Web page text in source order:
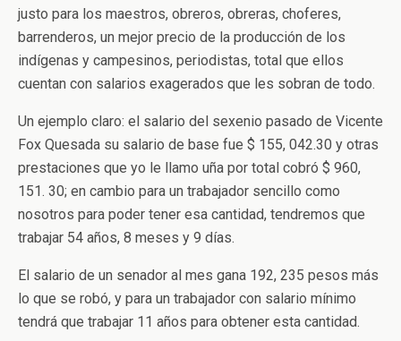
justo para los maestros, obreros, obreras, choferes,
barrenderos, un mejor precio de la producción de los
indígenas y campesinos, periodistas, total que ellos
cuentan con salarios exagerados que les sobran de todo.
Un ejemplo claro: el salario del sexenio pasado de Vicente
Fox Quesada su salario de base fue $ 155, 042.30 y otras
prestaciones que yo le llamo uña por total cobró $ 960,
151. 30; en cambio para un trabajador sencillo como
nosotros para poder tener esa cantidad, tendremos que
trabajar 54 años, 8 meses y 9 días.
El salario de un senador al mes gana 192, 235 pesos más
lo que se robó, y para un trabajador con salario mínimo
tendrá que trabajar 11 años para obtener esta cantidad.